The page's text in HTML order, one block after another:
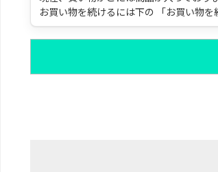
お買い物を続けるには下の 「お買い物を